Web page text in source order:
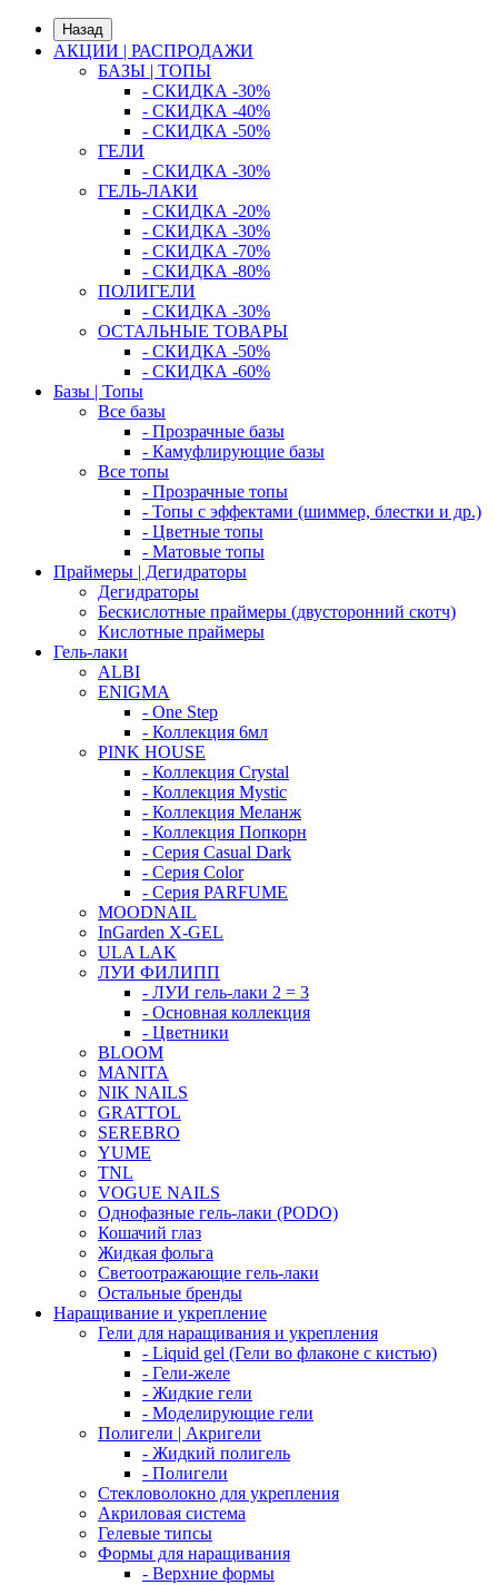
Назад
АКЦИИ | РАСПРОДАЖИ
БАЗЫ | ТОПЫ
- СКИДКА -30%
- СКИДКА -40%
- СКИДКА -50%
ГЕЛИ
- СКИДКА -30%
ГЕЛЬ-ЛАКИ
- СКИДКА -20%
- СКИДКА -30%
- СКИДКА -70%
- СКИДКА -80%
ПОЛИГЕЛИ
- СКИДКА -30%
ОСТАЛЬНЫЕ ТОВАРЫ
- СКИДКА -50%
- СКИДКА -60%
Базы | Топы
Все базы
- Прозрачные базы
- Камуфлирующие базы
Все топы
- Прозрачные топы
- Топы с эффектами (шиммер, блестки и др.)
- Цветные топы
- Матовые топы
Праймеры | Дегидраторы
Дегидраторы
Бескислотные праймеры (двусторонний скотч)
Кислотные праймеры
Гель-лаки
ALBI
ENIGMA
- One Step
- Коллекция 6мл
PINK HOUSE
- Коллекция Crystal
- Коллекция Mystic
- Коллекция Меланж
- Коллекция Попкорн
- Серия Casual Dark
- Серия Color
- Серия PARFUME
MOODNAIL
InGarden X-GEL
ULA LAK
ЛУИ ФИЛИПП
- ЛУИ гель-лаки 2 = 3
- Основная коллекция
- Цветники
BLOOM
MANITA
NIK NAILS
GRATTOL
SEREBRO
YUME
TNL
VOGUE NAILS
Однофазные гель-лаки (PODO)
Кошачий глаз
Жидкая фольга
Светоотражающие гель-лаки
Остальные бренды
Наращивание и укрепление
Гели для наращивания и укрепления
- Liquid gel (Гели во флаконе с кистью)
- Гели-желе
- Жидкие гели
- Моделирующие гели
Полигели | Акригели
- Жидкий полигель
- Полигели
Стекловолокно для укрепления
Акриловая система
Гелевые типсы
Формы для наращивания
- Верхние формы